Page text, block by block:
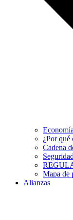
¿Por qué
Cadena
Mapa de
Alianzas